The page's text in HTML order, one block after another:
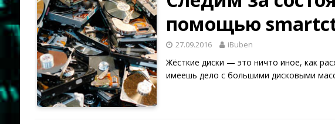
помощью
27.09.2016 iBuben
Жёсткие диски — это ничто иное, как
имеешь дело с большими дисковыми